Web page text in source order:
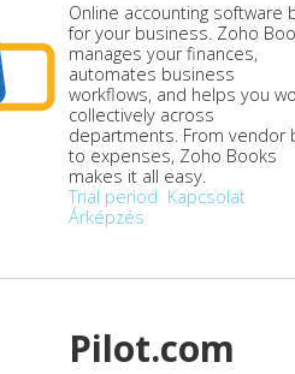
Online accounting software
for your business. Zoho
manages your finances,
automates business
workflows, and helps you
collectively across
departments. From vendor
to expenses, Zoho Books
makes it all easy.
Trial period Kapcsolat
Árképzés
Pilot.com